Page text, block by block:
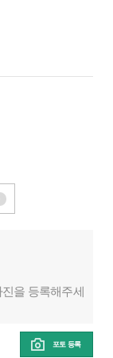
을 등록해주세
포토 등록